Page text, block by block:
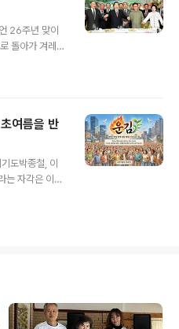
26주년 맞이
돌아가 겨레의
물을 속일 수
화와 번영의 공
부와 국민들
나서라. ” 역
북의 하나됨
은 그저 일장춘
가꿔온 남북
여름을 반
도박종철, 이
는 자각은 이때
동 참여의 폭
회는 더 이상
억압 속에서
리 위에서 폭발
보다 더 큰 것은